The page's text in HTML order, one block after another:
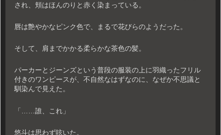
され、頬はほんのりと赤く染まっている。
唇は艶やかなピンク色で、まるで花びらのようだった。
そして、肩までかかる柔らかな茶色の髪。
パーカーとジーンズという普段の服装の上に羽織ったフリル
付きのワンピースが、不自然なはずなのに、なぜか不思議と
馴染んで見えた。
「……誰、これ」
悠斗は思わず呟いた。